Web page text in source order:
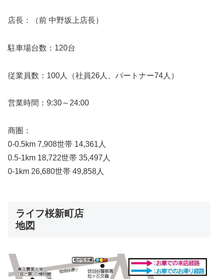
店長：（前 中野坂上店長）
駐車場台数：120台
従業員数：100人（社員26人、パートナー74人）
営業時間：9:30～24:00
商圏：
0-0.5km 7,908世帯 14,361人
0.5-1km 18,722世帯 35,497人
0-1km 26,680世帯 49,858人
ライフ桜新町店
地図